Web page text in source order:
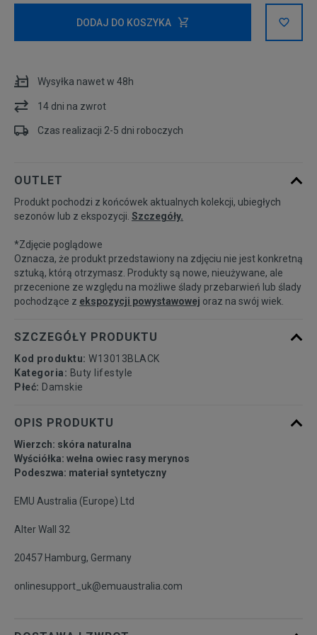
37 23 cm
38 24 cm Powiadom o dostępności
40 25,5 cm Powiadom o dostępności
41 26,5 cm
DODAJ DO KOSZYKA
Wysyłka nawet w 48h
14 dni na zwrot
Czas realizacji 2-5 dni roboczych
OUTLET
Produkt pochodzi z końcówek aktualnych kolekcji, ubiegłych
sezonów lub z ekspozycji. Szczegóły.
*Zdjęcie poglądowe
Oznacza, że produkt przedstawiony na zdjęciu nie jest konkretną
sztuką, którą otrzymasz. Produkty są nowe, nieużywane, ale
przecenione ze względu na możliwe ślady przebarwień lub ślady
pochodzące z ekspozycji powystawowej oraz na swój wiek.
SZCZEGÓŁY PRODUKTU
Kod produktu: W13013BLACK
Kategoria: Buty lifestyle
Płeć: Damskie
OPIS PRODUKTU
Wierzch: skóra naturalna
Wyściółka: wełna owiec rasy merynos
Podeszwa: materiał syntetyczny
EMU Australia (Europe) Ltd
Alter Wall 32
20457 Hamburg, Germany
onlinesupport_uk@emuaustralia.com